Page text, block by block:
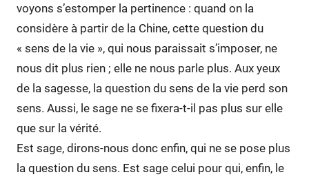
voyons s’estomper la pertinence : quand on la
considère à partir de la Chine, cette question du
« sens de la vie », qui nous paraissait s’imposer, ne
nous dit plus rien ; elle ne nous parle plus. Aux yeux
de la sagesse, la question du sens de la vie perd son
sens. Aussi, le sage ne se fixera-t-il pas plus sur elle
que sur la vérité.
Est sage, dirons-nous donc enfin, qui ne se pose plus
la question du sens. Est sage celui pour qui, enfin, le